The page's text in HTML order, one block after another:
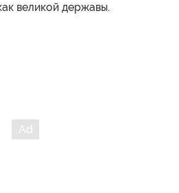
великой державы.